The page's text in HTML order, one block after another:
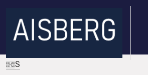
IRIS